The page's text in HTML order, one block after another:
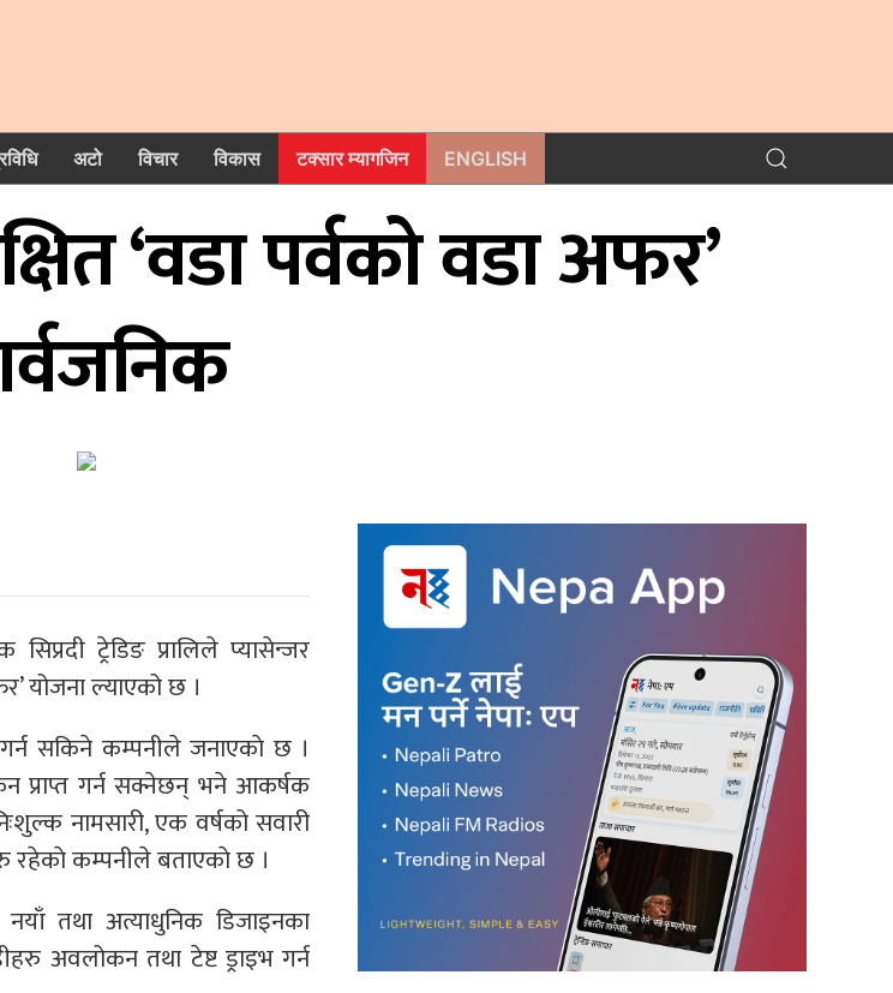
अटो विचार विकास टक्सार म्यागजिन ENGLISH
‘वडा पर्वको वडा अफर’
ट्रेडिङ प्रालिले प्यासेन्जर
योजना ल्याएको छ ।
गर्न सकिने कम्पनीले जनाएकाे छ ।
प्राप्त गर्न सक्नेछन् भने आकर्षक
नामसारी, एक वर्षको सवारी
कम्पनीले बताएकाे छ ।
तथा अत्याधुनिक डिजाइनका
अवलोकन तथा टेष्ट ड्राइभ गर्न